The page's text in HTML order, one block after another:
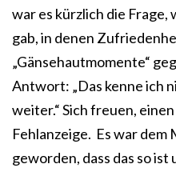
war es kürzlich die Frage,
gab, in denen
„Gänsehautmomente“
Antwort: „Das kenne ich
weiter.“ Sich freuen,
Fehlanzeige. Es war dem
geworden, dass das so ist